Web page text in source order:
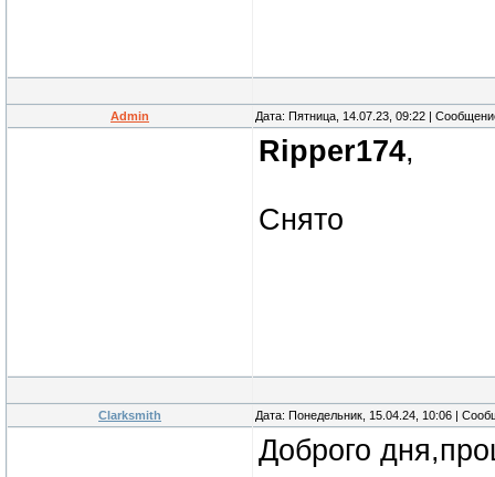
Admin Дата: Пятница, 14.07.23, 09:22 |
Ripper174,
Снято
Clarksmith Дата: Понедельник, 15.04.24, 10:06 |
Доброго